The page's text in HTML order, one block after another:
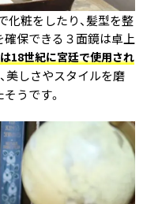
化粧をしたり、髪型を整
確保できる３面鏡は卓上
18世紀に宮廷で使用され
美しさやスタイルを磨
うです。